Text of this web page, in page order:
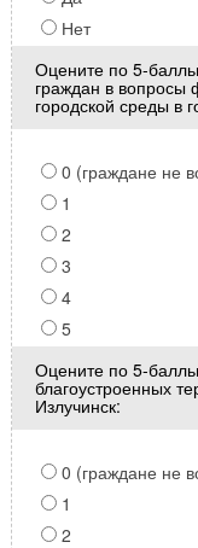
Нет
Оцените по 5-
граждан в
городской среды в
0 (граждане не
1
2
3
4
5
Оцените по 5-
благоустроенных
Излучинск:
0 (граждане не
1
2